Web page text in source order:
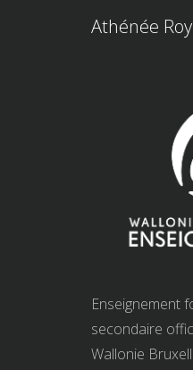
Athénée
Enseignement
secondaire
Wallonie